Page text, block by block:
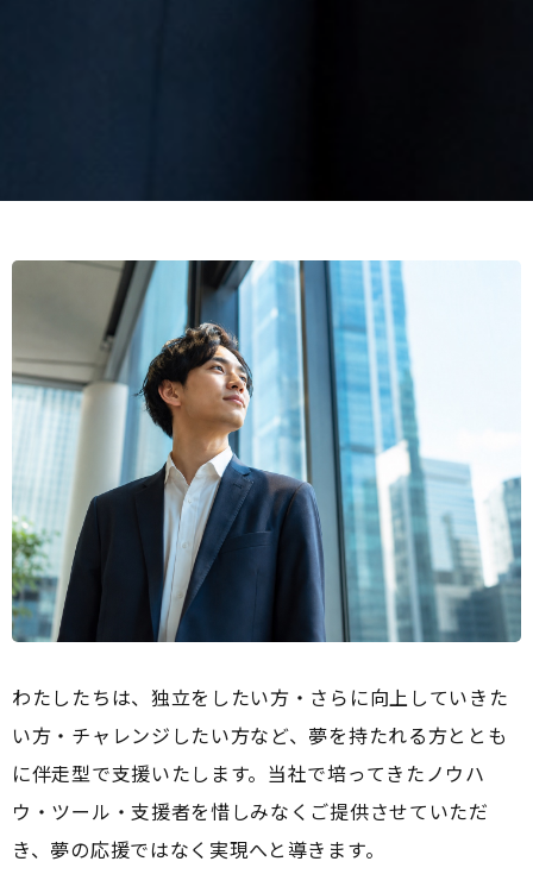
わたしたちは、独立をしたい方・さらに向上していきた
い方・チャレンジしたい方など、夢を持たれる方ととも
に伴走型で支援いたします。当社で培ってきたノウハ
ウ・ツール・支援者を惜しみなくご提供させていただ
き、夢の応援ではなく実現へと導きます。